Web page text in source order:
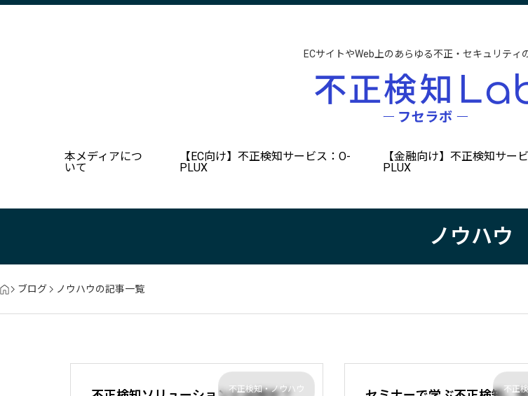
ECサイトやWeb上のあらゆる不正・セキュリティ
本メディアにつ
いて
【EC向け】不正検知サービス：O-
PLUX
【金融向け】不正検知サー
PLUX
ノウハウ
ブログ ノウハウの記事一覧
不正検知・ノウハウ 不正